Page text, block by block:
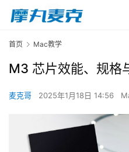
首页 Mac教学
M3 芯片效能、规格
麦克哥 2025年1月18日 14:56